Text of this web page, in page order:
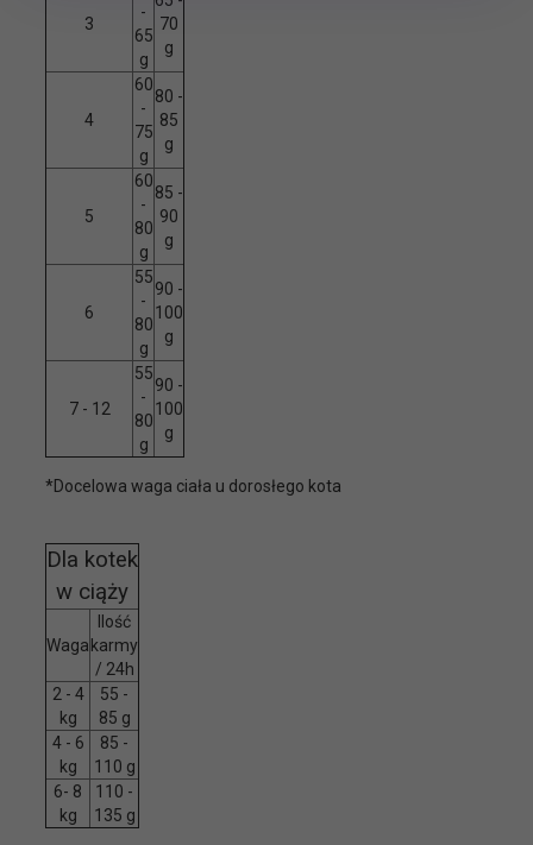
3
-
65
g
70
g
4
60
-
75
g
80 -
85
g
5
60
-
80
g
85 -
90
g
6
55
-
80
g
90 -
100
g
7 - 12
55
-
80
g
90 -
100
g
*Docelowa waga ciała u dorosłego kota
Dla kotek
w ciąży
Waga
Ilość
karmy
/ 24h
2 - 4
kg
55 -
85 g
4 - 6
kg
85 -
110 g
6- 8
kg
110 -
135 g